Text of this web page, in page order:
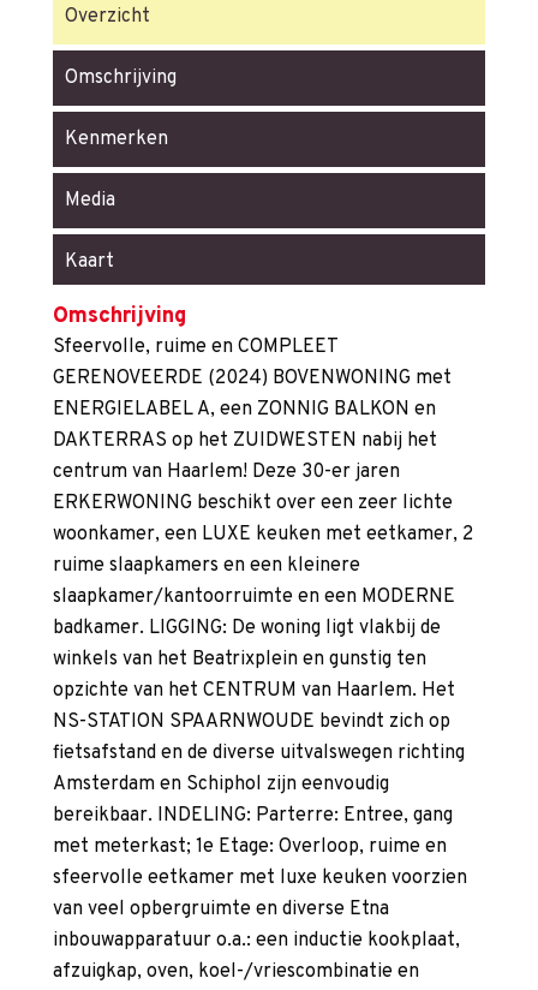
Overzicht
Omschrijving
Kenmerken
Media
Kaart
Omschrijving
Sfeervolle, ruime en COMPLEET
GERENOVEERDE (2024) BOVENWONING met
ENERGIELABEL A, een ZONNIG BALKON en
DAKTERRAS op het ZUIDWESTEN nabij het
centrum van Haarlem! Deze 30-er jaren
ERKERWONING beschikt over een zeer lichte
woonkamer, een LUXE keuken met eetkamer, 2
ruime slaapkamers en een kleinere
slaapkamer/kantoorruimte en een MODERNE
badkamer. LIGGING: De woning ligt vlakbij de
winkels van het Beatrixplein en gunstig ten
opzichte van het CENTRUM van Haarlem. Het
NS-STATION SPAARNWOUDE bevindt zich op
fietsafstand en de diverse uitvalswegen richting
Amsterdam en Schiphol zijn eenvoudig
bereikbaar. INDELING: Parterre: Entree, gang
met meterkast; 1e Etage: Overloop, ruime en
sfeervolle eetkamer met luxe keuken voorzien
van veel opbergruimte en diverse Etna
inbouwapparatuur o.a.: een inductie kookplaat,
afzuigkap, oven, koel-/vriescombinatie en